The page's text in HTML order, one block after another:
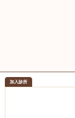
加入診所